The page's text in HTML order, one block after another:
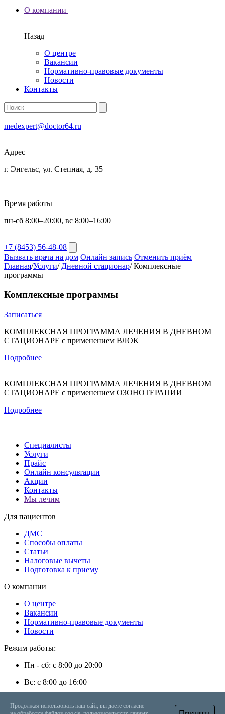
О компании
Назад
О центре
Вакансии
Нормативно-правовые документы
Новости
Контакты
medexpert@doctor64.ru
Адрес
г. Энгельс, ул. Степная, д. 35
Время работы
пн-сб 8:00–20:00, вс 8:00–16:00
+7 (8453) 56-48-08
Вызвать врача на дом Онлайн запись Отменить приём
Главная/Услуги/ Дневной стационар/ Комплексные
программы
Комплексные программы
Записаться
КОМПЛЕКСНАЯ ПРОГРАММА ЛЕЧЕНИЯ В ДНЕВНОМ
СТАЦИОНАРЕ с применением ВЛОК
Подробнее
КОМПЛЕКСНАЯ ПРОГРАММА ЛЕЧЕНИЯ В ДНЕВНОМ
СТАЦИОНАРЕ с применением ОЗОНОТЕРАПИИ
Подробнее
Специалисты
Услуги
Прайс
Онлайн консультации
Акции
Контакты
Мы лечим
Для пациентов
ДМС
Способы оплаты
Статьи
Налоговые вычеты
Подготовка к приему
О компании
О центре
Вакансии
Нормативно-правовые документы
Новости
Режим работы:
Пн - сб: с 8:00 до 20:00
Вс: с 8:00 до 16:00
Продолжая использовать наш сайт, вы даете согласие